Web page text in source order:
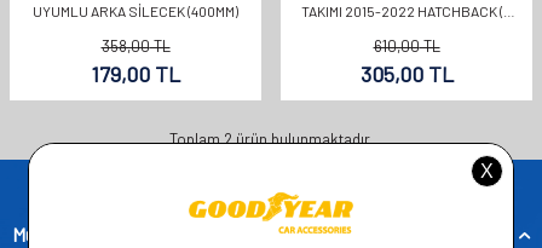
UYUMLU ARKA SILECEK (400MM)
358,00TL
179,00 TL
TAKIMI 2015-2022 HATCHBACK (5
610,00TL
305,00TL
Toplam2ürün bulunmaktadır.
Müşteri Hizmetleri